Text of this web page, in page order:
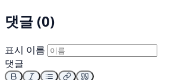
댓글 (0)
표시 이름
댓글